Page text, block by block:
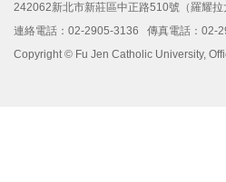
242062新北市新莊區中正路510號（羅耀拉
連絡電話：02-2905-3136 傳真電話：02-
Copyright © Fu Jen Catholic University,